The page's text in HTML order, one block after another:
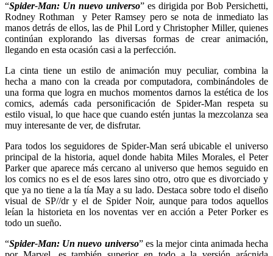
“Spider-Man: Un nuevo universo” es dirigida por Bob Persichetti,
Rodney Rothman y Peter Ramsey pero se nota de inmediato las
manos detrás de ellos, las de Phil Lord y Christopher Miller, quienes
continúan explorando las diversas formas de crear animación,
llegando en esta ocasión casi a la perfección.
La cinta tiene un estilo de animación muy peculiar, combina la
hecha a mano con la creada por computadora, combinándoles de
una forma que logra en muchos momentos darnos la estética de los
comics, además cada personificación de Spider-Man respeta su
estilo visual, lo que hace que cuando estén juntas la mezcolanza sea
muy interesante de ver, de disfrutar.
Para todos los seguidores de Spider-Man será ubicable el universo
principal de la historia, aquel donde habita Miles Morales, el Peter
Parker que aparece más cercano al universo que hemos seguido en
los comics no es el de esos lares sino otro, otro que es divorciado y
que ya no tiene a la tía May a su lado. Destaca sobre todo el diseño
visual de SP//dr y el de Spider Noir, aunque para todos aquellos
leían la historieta en los noventas ver en acción a Peter Porker es
todo un sueño.
“Spider-Man: Un nuevo universo” es la mejor cinta animada hecha